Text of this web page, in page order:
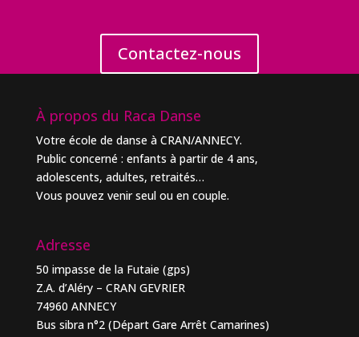
Contactez-nous
À propos du Raca Danse
Votre école de danse à CRAN/ANNECY.
Public concerné : enfants à partir de 4 ans,
adolescents, adultes, retraités…
Vous pouvez venir seul ou en couple.
Adresse
50 impasse de la Futaie (gps)
Z.A. d’Aléry – CRAN GEVRIER
74960 ANNECY
Bus sibra n°2 (Départ Gare Arrêt Camarines)